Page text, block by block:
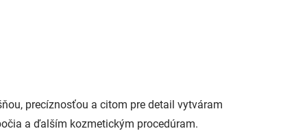
precíznosťou a citom pre detail vytváram
a ďalším kozmetickým procedúram.